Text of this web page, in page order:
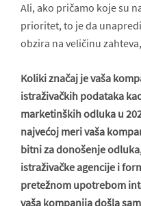
Ali, ako pričamo koje su
prioritet, to je da
obzira na veličinu
Koliki značaj je vaša
istraživačkih podataka
marketinških odluka u
najvećoj meri vaša
bitni za donošenje
istraživačke agencije i
pretežnom upotrebom
vaša kompanija došla